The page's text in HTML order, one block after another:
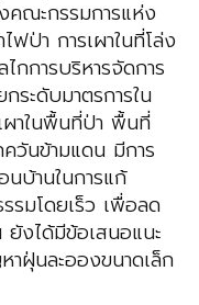
ณะกรรมการแห่ง
ป่า การเผาในที่โล่ง
กการบริหารจัดการ
ระดับมาตรการใน
ผาในพื้นที่ป่า พื้นที่
วันข้ามแดน มีการ
นบ้านในการแก้
มโดยเร็ว เพื่อลด
งได้มีข้อเสนอแนะ
าฝุ่นละอองขนาดเล็ก